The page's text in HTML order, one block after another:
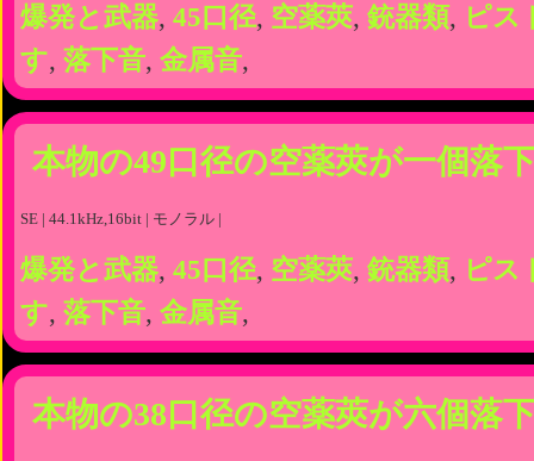
爆発と武器, 45口径, 空薬莢, 銃器類, ピス
す, 落下音, 金属音,
本物の49口径の空薬莢が一個落
SE | 44.1kHz,16bit | モノラル |
爆発と武器, 45口径, 空薬莢, 銃器類, ピス
す, 落下音, 金属音,
本物の38口径の空薬莢が六個落